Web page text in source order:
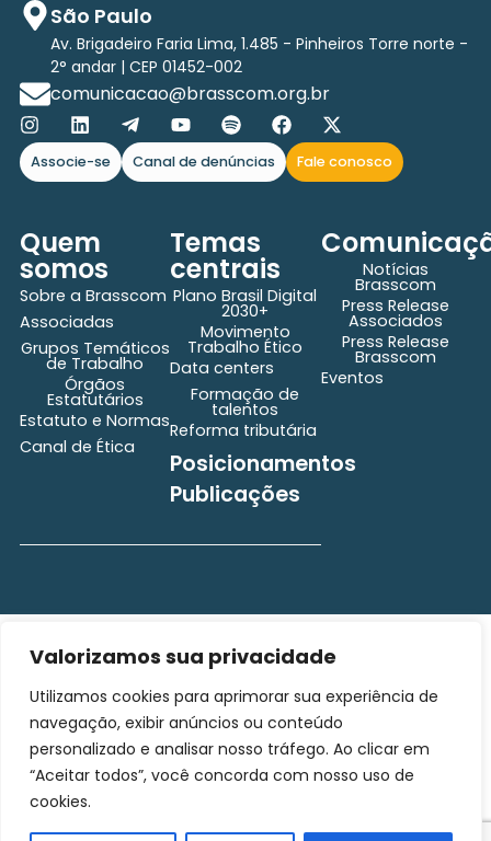
Valorizamos sua privacidade
Utilizamos cookies para aprimorar sua experiência de
navegação, exibir anúncios ou conteúdo
personalizado e analisar nosso tráfego. Ao clicar em
“Aceitar todos”, você concorda com nosso uso de
cookies.
São Paulo
Av. Brigadeiro Faria Lima, 1.485 - Pinheiros Torre norte -
2° andar | CEP 01452-002
comunicacao@brasscom.org.br
Associe-se Canal de denúncias Fale conosco
Quem
somos
Sobre a Brasscom
Associadas
Grupos Temáticos
de Trabalho
Órgãos
Estatutários
Estatuto e Normas
Canal de Ética
Temas
centrais
Plano Brasil Digital
2030+
Movimento
Trabalho Ético
Data centers
Formação de
talentos
Reforma tributária
Posicionamentos
Publicações
Notícias
Brasscom
Press Release
Associados
Press Release
Brasscom
Eventos
Todos os direitos
BRASSCOM |
Orgulhosamente
desenvolvido porGim
Digital
secretaria@brasscom.org.br
Estatuto
e Normas